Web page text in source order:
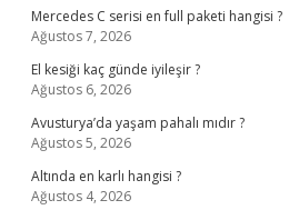
Mercedes C serisi en full paketi hangisi ?
Ağustos 7, 2026
El kesiği kaç günde iyileşir ?
Ağustos 6, 2026
Avusturya’da yaşam pahalı mıdır ?
Ağustos 5, 2026
Altında en karlı hangisi ?
Ağustos 4, 2026